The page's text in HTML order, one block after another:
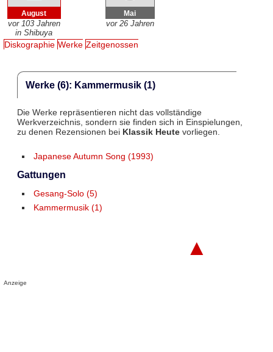
August
vor 103 Jahren
in Shibuya
Mai
vor 26 Jahren
Diskographie Werke Zeitgenossen
Werke (6): Kammermusik (1)
Die Werke repräsentieren nicht das vollständige
Werkverzeichnis, sondern sie finden sich in Einspielungen,
zu denen Rezensionen bei Klassik Heutevorliegen.
Japanese Autumn Song (1993)
Gattungen
Gesang-Solo (5)
Kammermusik (1)
▲
Anzeige